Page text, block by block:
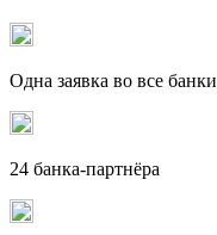
Одна заявка во все банки
24 банка-партнёра